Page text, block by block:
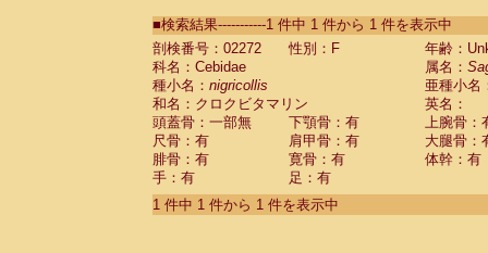
CebidaeSaguinus labiatus(0)
Cebidae Saguinus leucopus (0)
Cebidae
CebidaeSaguinus mystax
CebidaeSaguinus nigricollis (1)
Cebidae Saguinus oedipus
Cebidae Saguinus weddelli
Cebidae Saguinusspp.
Cebidae Aotus trivirgatus
Cebidae Cebus albifrons
■検索結果-----------1 件中 1 件から 1 件を表示中
剖検番号：02272
性別：F
年齢：
科名：Cebidae
属名：
種小名： nigricollis
亜種小名
和名：クロクビタマリン
英名：
頭蓋骨：一部無
下顎骨：有
上腕骨：
尺骨：有
肩甲骨：有
大腿骨：
腓骨：有
寛骨：有
体幹：有
手：有
足：有
1 件中 1 件から 1 件を表示中